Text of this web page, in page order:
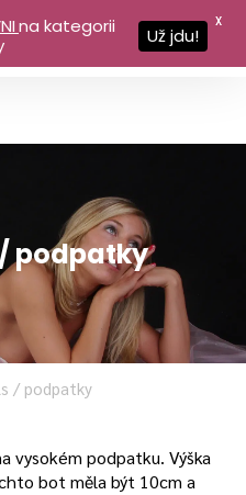
podpatky
/ podpatky
vysokém podpatku. Výška
bot měla být 10cm a
na kategorii
Už jdu!
X